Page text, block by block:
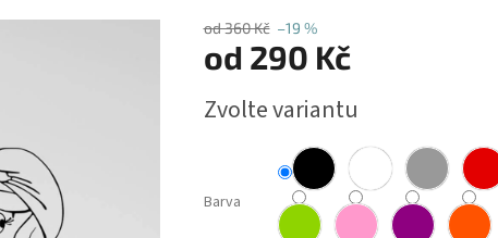
od 360 Kč –19 %
od 290 Kč
cena:
Zvolte variantu
Barva